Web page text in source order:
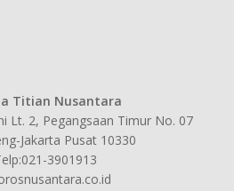
Titian Nusantara
Lt. 2, Pegangsaan Timur No. 07
Jakarta Pusat 10330
3901913